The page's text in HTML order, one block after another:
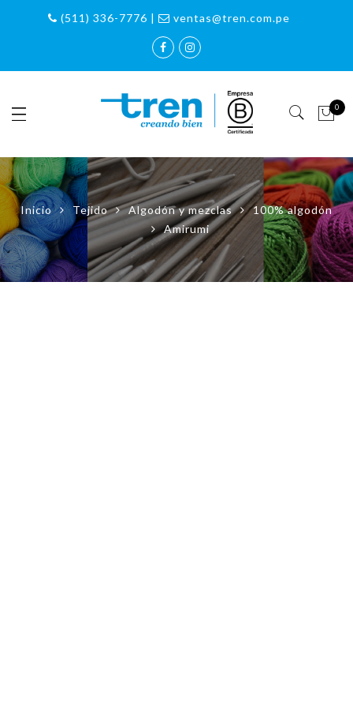
(511) 336-7776 | ventas@tren.com.pe
0
Inicio Tejido Algodón y mezclas
100% algodón
Amirumi